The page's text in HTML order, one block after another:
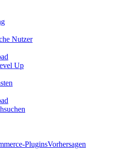
Nutzer
Up
PluginsVorhersagen